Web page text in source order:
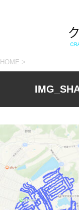
HOME >